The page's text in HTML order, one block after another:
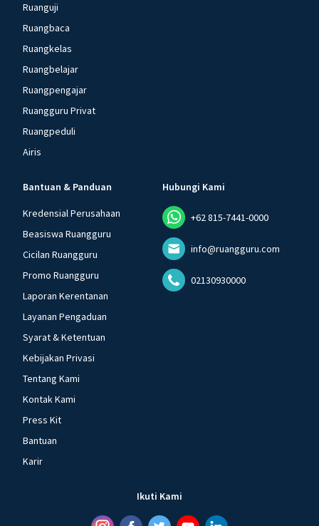
Ruanguji
Ruangbaca
Ruangkelas
Ruangbelajar
Ruangpengajar
Ruangguru Privat
Ruangpeduli
Airis
Bantuan & Panduan
Kredensial Perusahaan
Beasiswa Ruangguru
Cicilan Ruangguru
Promo Ruangguru
Laporan Kerentanan
Layanan Pengaduan
Syarat & Ketentuan
Kebijakan Privasi
Tentang Kami
Kontak Kami
Press Kit
Bantuan
Karir
Hubungi Kami
+62 815-7441-0000
info@ruangguru.com
02130930000
Ikuti Kami